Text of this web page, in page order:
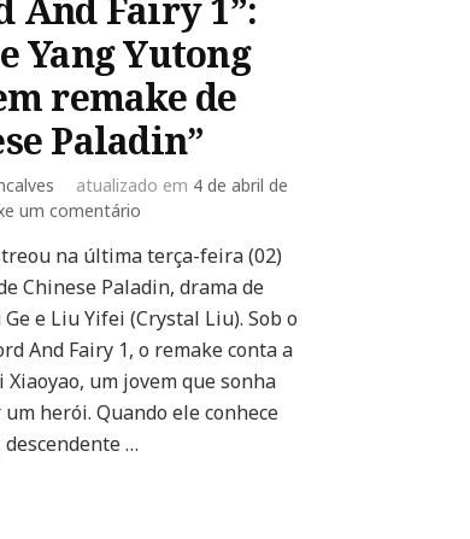
And Fairy 1”:
Yang Yutong
remake de
Paladin”
atualizado em 4 de abril de
um comentário
And
Fairy
1”:
He
Yu
e
Yang
na última terça-feira (02)
Chinese Paladin, drama de
Ge e Liu Yifei (Crystal Liu). Sob o
And Fairy 1, o remake conta a
um jovem que sonha
herói. Quando ele conhece
descendente …